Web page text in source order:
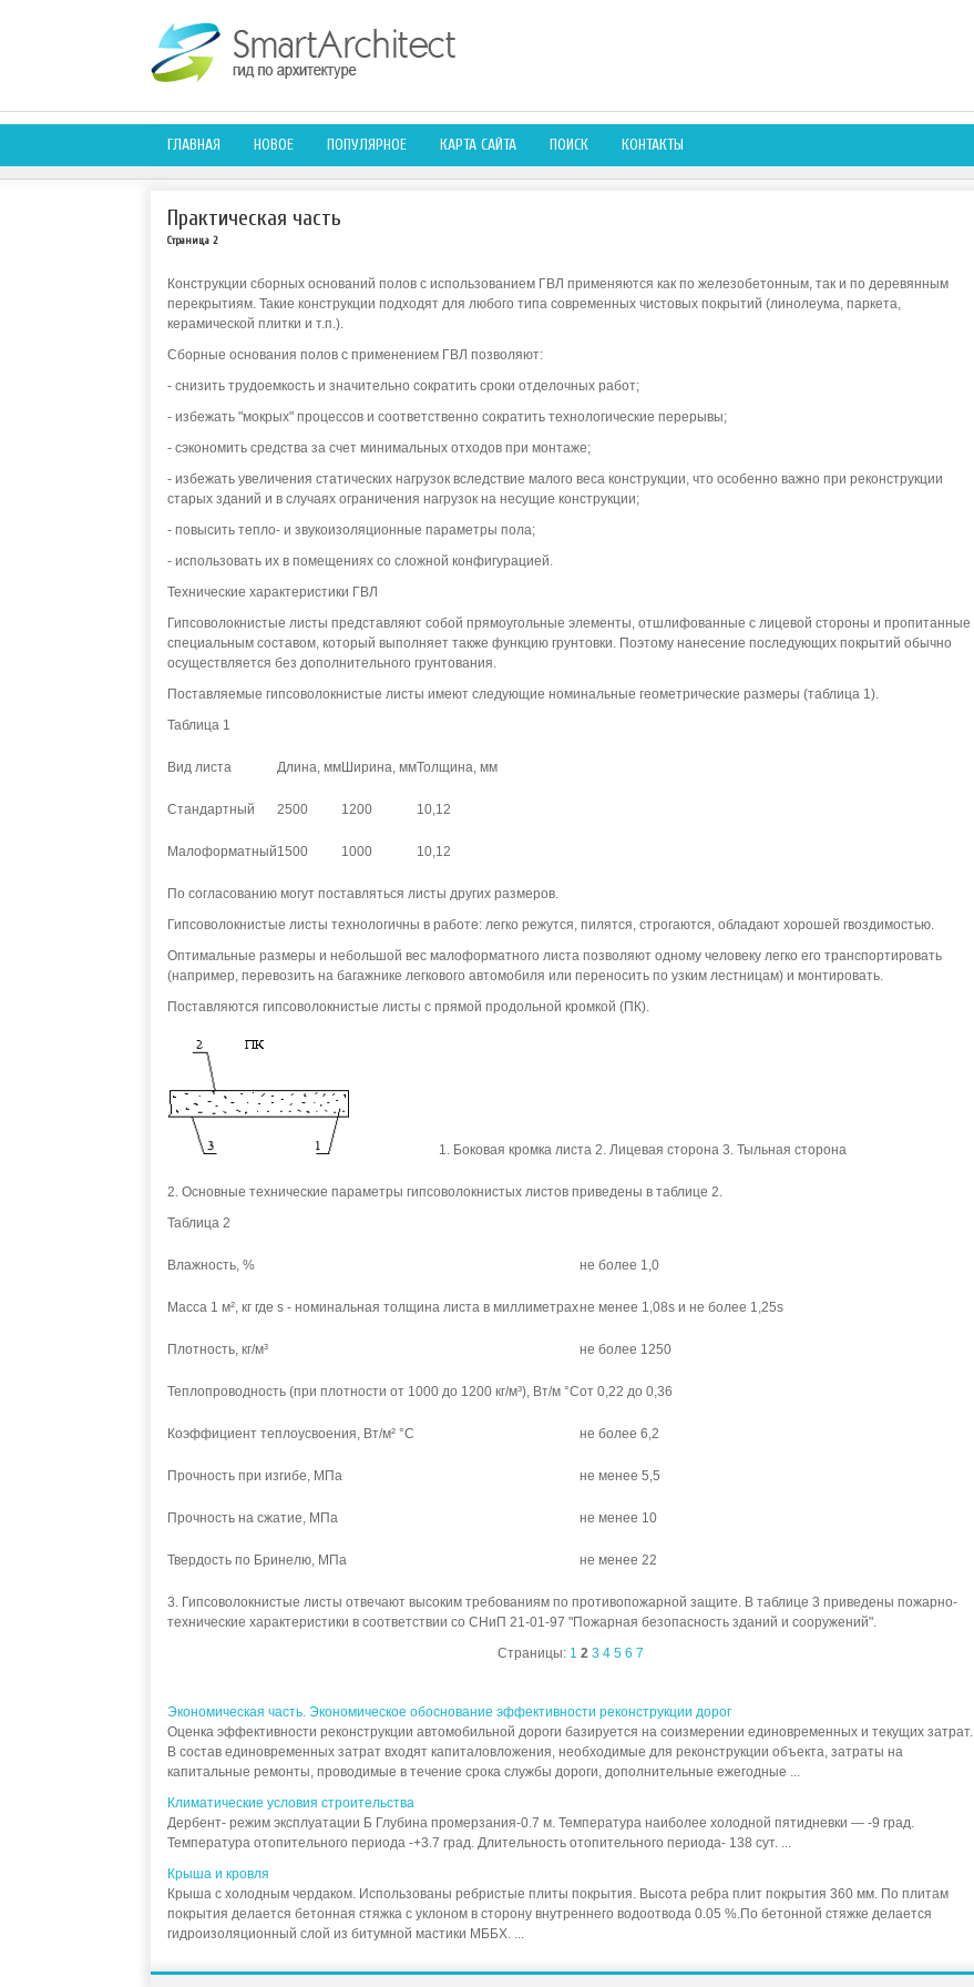
ГЛАВНАЯ НОВОЕ ПОПУЛЯРНОЕ КАРТА САЙТА ПОИСК КОНТАКТЫ
Практическая часть
Страница 2
Конструкции сборных оснований полов с использованием ГВЛ применяются как по железобетонным, так и по деревянным
перекрытиям. Такие конструкции подходят для любого типа современных чистовых покрытий (линолеума, паркета,
керамической плитки и т.п.).
Сборные основания полов с применением ГВЛ позволяют:
- снизить трудоемкость и значительно сократить сроки отделочных работ;
- избежать "мокрых" процессов и соответственно сократить технологические перерывы;
- сэкономить средства за счет минимальных отходов при монтаже;
- избежать увеличения статических нагрузок вследствие малого веса конструкции, что особенно важно при реконструкции
старых зданий и в случаях ограничения нагрузок на несущие конструкции;
- повысить тепло- и звукоизоляционные параметры пола;
- использовать их в помещениях со сложной конфигурацией.
Технические характеристики ГВЛ
Гипсоволокнистые листы представляют собой прямоугольные элементы, отшлифованные с лицевой стороны и пропитанные
специальным составом, который выполняет также функцию грунтовки. Поэтому нанесение последующих покрытий обычно
осуществляется без дополнительного грунтования.
Поставляемые гипсоволокнистые листы имеют следующие номинальные геометрические размеры (таблица 1).
Таблица 1
Вид листа Длина, ммШирина, ммТолщина, мм
Стандартный 2500 1200 10,12
Малоформатный1500 1000 10,12
По согласованию могут поставляться листы других размеров.
Гипсоволокнистые листы технологичны в работе: легко режутся, пилятся, строгаются, обладают хорошей гвоздимостью.
Оптимальные размеры и небольшой вес малоформатного листа позволяют одному человеку легко его транспортировать
(например, перевозить на багажнике легкового автомобиля или переносить по узким лестницам) и монтировать.
Поставляются гипсоволокнистые листы с прямой продольной кромкой (ПК).
1. Боковая кромка листа 2. Лицевая сторона 3. Тыльная сторона
2. Основные технические параметры гипсоволокнистых листов приведены в таблице 2.
Таблица 2
Влажность, % не более 1,0
Масса 1 м², кг где s - номинальная толщина листа в миллиметрахне менее 1,08s и не более 1,25s
Плотность, кг/м³ не более 1250
Теплопроводность (при плотности от 1000 до 1200 кг/м³), Вт/м °Сот 0,22 до 0,36
Коэффициент теплоусвоения, Вт/м² °С не более 6,2
Прочность при изгибе, МПа не менее 5,5
Прочность на сжатие, МПа не менее 10
Твердость по Бринелю, МПа не менее 22
3. Гипсоволокнистые листы отвечают высоким требованиям по противопожарной защите. В таблице 3 приведены пожарно-
технические характеристики в соответствии со СНиП 21-01-97 "Пожарная безопасность зданий и сооружений".
Страницы: 1 2 3 4 5 6 7
Экономическая часть. Экономическое обоснование эффективности реконструкции дорог
Оценка эффективности реконструкции автомобильной дороги базируется на соизмерении единовременных и текущих затрат.
В состав единовременных затрат входят капиталовложения, необходимые для реконструкции объекта, затраты на
капитальные ремонты, проводимые в течение срока службы дороги, дополнительные ежегодные ...
Климатические условия строительства
Дербент- режим эксплуатации Б Глубина промерзания-0.7 м. Температура наиболее холодной пятидневки — -9 град.
Температура отопительного периода -+3.7 град. Длительность отопительного периода- 138 сут. ...
Крыша и кровля
Крыша с холодным чердаком. Использованы ребристые плиты покрытия. Высота ребра плит покрытия 360 мм. По плитам
покрытия делается бетонная стяжка с уклоном в сторону внутреннего водоотвода 0.05 %.По бетонной стяжке делается
гидроизоляционный слой из битумной мастики МББХ. ...